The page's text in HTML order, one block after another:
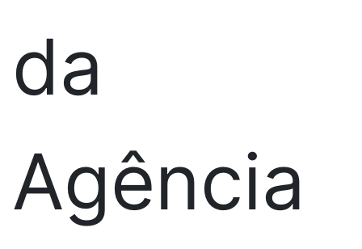
da
Agência